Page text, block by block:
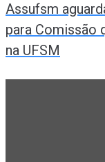
Assufsm
para Comissão
na UFSM